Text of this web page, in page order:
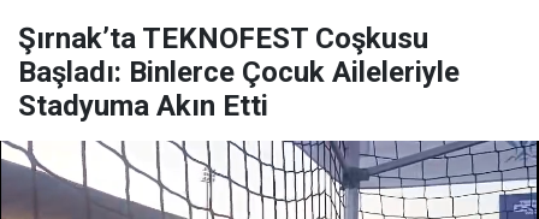
Şırnak’ta TEKNOFEST Coşkusu
Başladı: Binlerce Çocuk Aileleriyle
Stadyuma Akın Etti